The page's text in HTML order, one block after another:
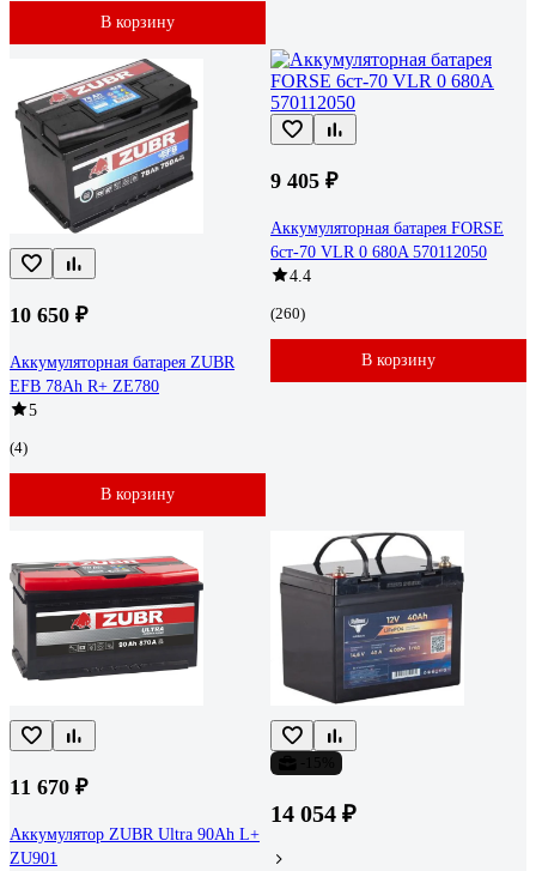
В корзину
10 650 ₽
Аккумуляторная батарея ZUBR
EFB 78Ah R+ ZE780
5
(4)
В корзину
9 405 ₽
Аккумуляторная батарея FORSE
6ст-70 VLR 0 680A 570112050
4.4
(260)
В корзину
11 670 ₽
Аккумулятор ZUBR Ultra 90Ah L+
ZU901
14 054 ₽